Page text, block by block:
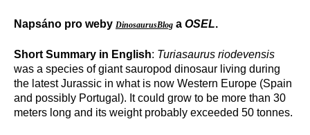
Napsáno pro weby DinosaurusBlog a OSEL.
Short Summary in English: Turiasaurus riodevensis
was a species of giant sauropod dinosaur living during
the latest Jurassic in what is now Western Europe (Spain
and possibly Portugal). It could grow to be more than 30
meters long and its weight probably exceeded 50 tonnes.